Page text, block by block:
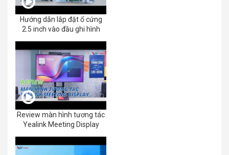
Hướng dẫn lắp đặt ổ cứng
2.5 inch vào đầu ghi hình
Review màn hình tương tác
Yealink Meeting Display